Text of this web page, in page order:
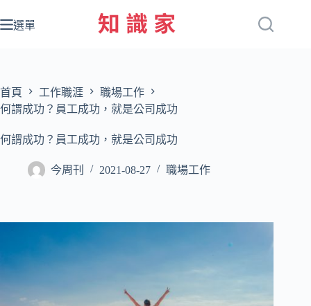
至
容
選單
首頁 工作職涯
職場工作
何謂成功？員工成功，就是公司成功
何謂成功？員工成功，就是公司成功
今周刊 2021-08-27 職場工作